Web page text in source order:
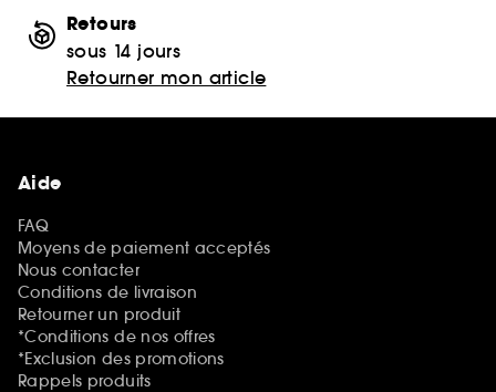
Retours
sous 14 jours
Retourner mon article
Aide
FAQ
Moyens de paiement acceptés
Nous contacter
Conditions de livraison
Retourner un produit
*Conditions de nos offres
*Exclusion des promotions
Rappels produits